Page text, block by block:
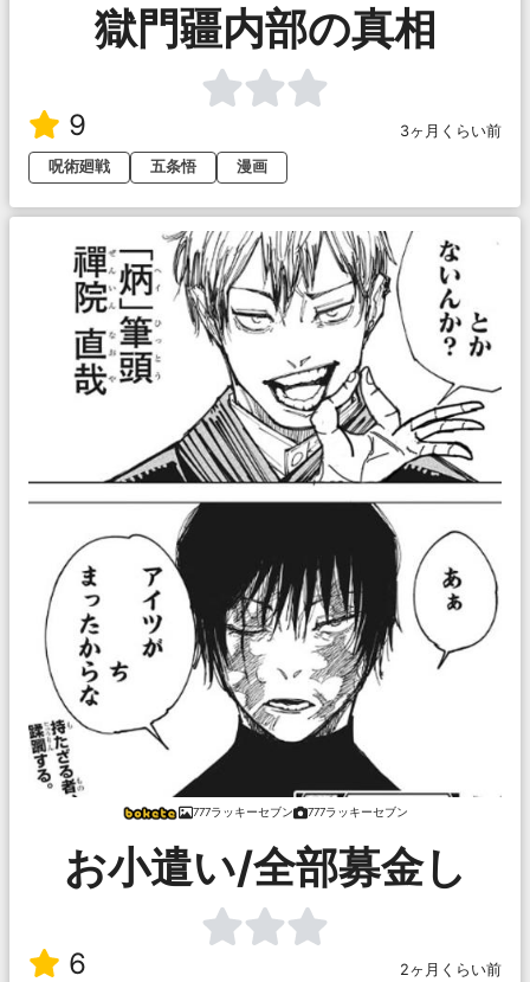
獄門疆内部の真相
9
3ヶ月くらい前
呪術廻戦
五条悟 漫画
777ラッキーセブン 777ラッキーセブン
お小遣い/全部募金し
6
2ヶ月くらい前